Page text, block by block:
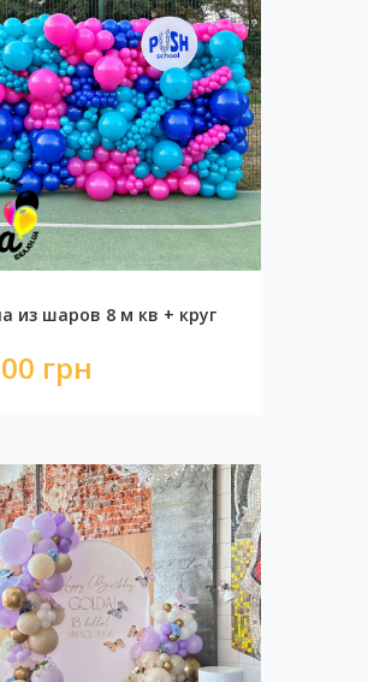
из шаров Гендер пати
3 800 грн
из шаров 8 м кв + круг
грн